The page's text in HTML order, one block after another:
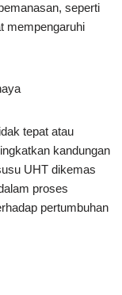
seperti
mempengaruhi
tepat atau
kandungan
UHT dikemas
proses
pertumbuhan